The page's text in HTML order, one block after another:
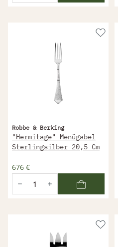
Robbe & Berking
"Hermitage" Menügabel
Sterlingsilber 20,5 Cm
676 €